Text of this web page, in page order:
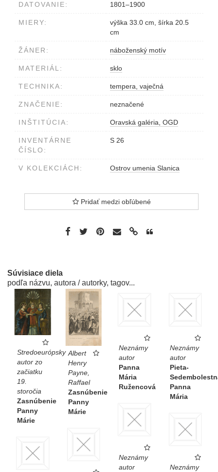
DATOVANIE: 1801–1900
MIERY:
výška 33.0 cm, šírka 20.5
cm
ŽÁNER: náboženský motív
MATERIÁL: sklo
TECHNIKA: tempera, vaječná
ZNAČENIE: neznačené
INŠTITÚCIA: Oravská galéria, OGD
INVENTÁRNE
ČÍSLO:
S 26
V KOLEKCIÁCH: Ostrov umenia Slanica
Pridať medzi obľúbené
Súvisiace diela
podľa názvu, autora / autorky, tagov...
Stredoeurópsky
autor zo
začiatku
19.
storočia
Zasnúbenie
Panny
Márie
Albert
Henry
Payne,
Raffael
Zasnúbenie
Panny
Márie
Neznámy
autor
Panna
Mária
Ružencová
Neznámy
autor
Pieta-
Panna
Mária
Neznámy
autor
Neznámy